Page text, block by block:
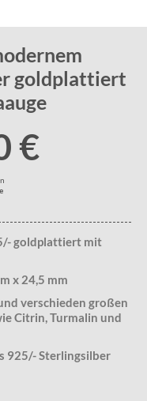
goldplattiert
€
goldplattiert mit
x 24,5 mm
verschieden großen
Citrin, Turmalin und
925/- Sterlingsilber